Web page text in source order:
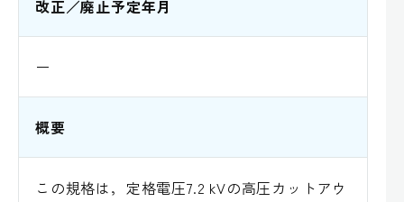
改正／廃止予定年月
ー
概要
この規格は，定格電圧7.2 kVの高圧カットアウ